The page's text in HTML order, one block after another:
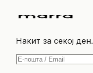
Накит за секој ден.